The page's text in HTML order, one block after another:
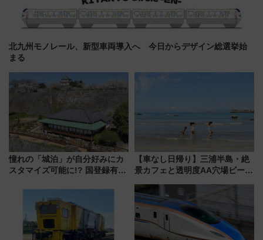
北九州モノレール、新型車両導入へ 今日からデザイン総選挙始
まる
憧れの「城泊」が自分好みにカ
スタマイズ可能に!? 国登録有形
にオーダーメイド型の宿泊プラ
ンが誕生！
【車なし日帰り】三浦半島・絶
景カフェと透明度AA穴場ビーチ
用してストレスフリー旅へ行こ
う！